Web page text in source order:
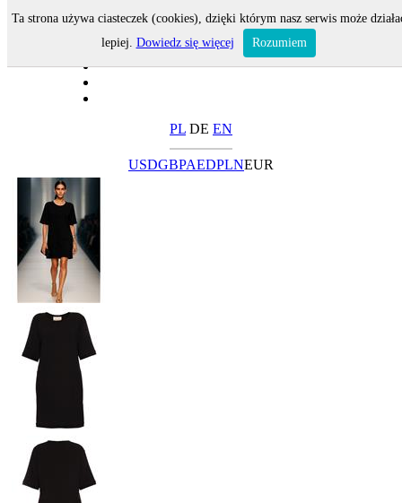
PL DE EN
USDGBPAEDPLNEUR
Ta strona używa ciasteczek (cookies), dzięki którym nasz serwis może
lepiej. Dowiedz się więcej Rozumiem